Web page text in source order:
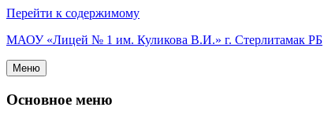
Перейти к содержимому
МАОУ «Лицей № 1 им. Куликова В.И.» г. Стерлитамак РБ
Меню
Основное меню